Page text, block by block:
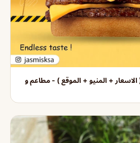
+ المنيو + الموقع ) - مطاعم و